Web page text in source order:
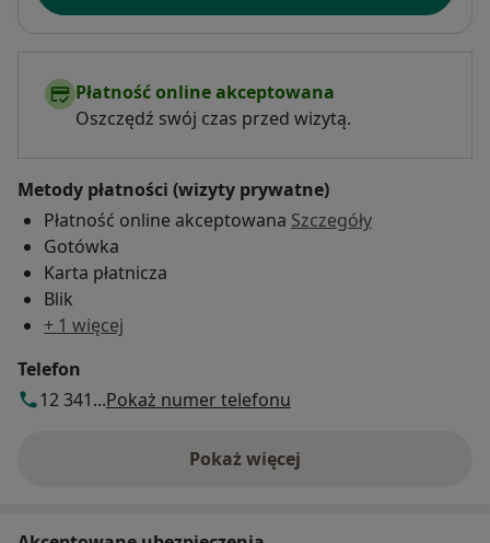
Płatność online akceptowana
Oszczędź swój czas przed wizytą.
Metody płatności (wizyty prywatne)
Płatność online akceptowana Szczegóły
Gotówka
Karta płatnicza
Blik
+ 1 więcej
Telefon
12 341...Pokaż numer telefonu
Pokaż więcej
o adresie